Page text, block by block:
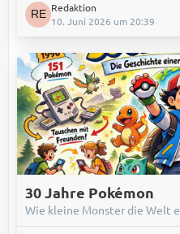
Redaktion
10. Juni 2026 um 20:39
30 Jahre Pokémon
Wie kleine Monster die Welt